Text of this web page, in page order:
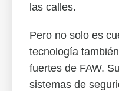
las calles.
Pero no solo es
tecnología
fuertes de FAW.
sistemas de